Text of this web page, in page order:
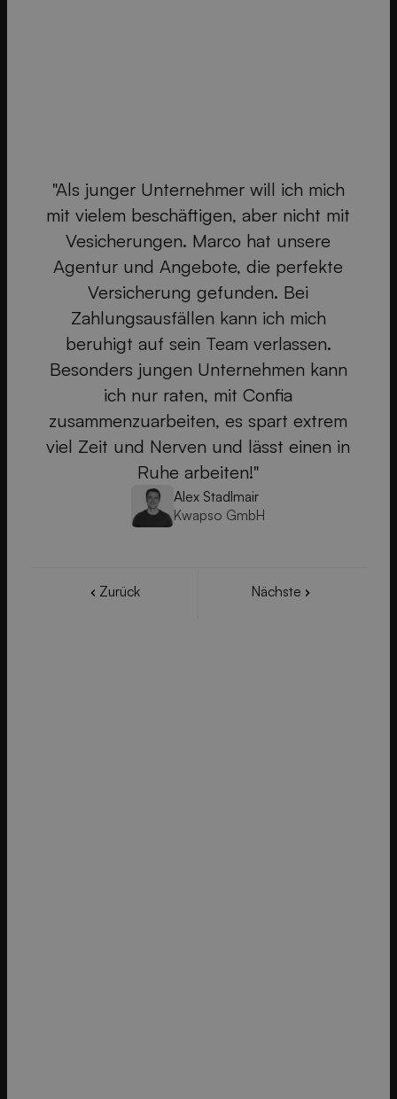
"Als junger Unternehmer will ich mich
mit vielem beschäftigen, aber nicht mit
Vesicherungen. Marco hat unsere
Agentur und Angebote, die perfekte
Versicherung gefunden. Bei
Zahlungsausfällen kann ich mich
beruhigt auf sein Team verlassen.
Besonders jungen Unternehmen kann
ich nur raten, mit Confia
zusammenzuarbeiten, es spart extrem
viel Zeit und Nerven und lässt einen in
Ruhe arbeiten!"
Alex Stadlmair
Kwapso GmbH
Zurück Nächste